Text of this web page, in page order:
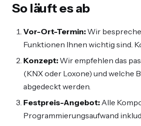
So läuft es ab
Vor-Ort-Termin: Wir
Funktionen Ihnen wichtig sind.
Konzept: Wir empfehlen das
(KNX oder Loxone) und welche
abgedeckt werden.
Festpreis-Angebot: Alle
Programmierungsaufwand